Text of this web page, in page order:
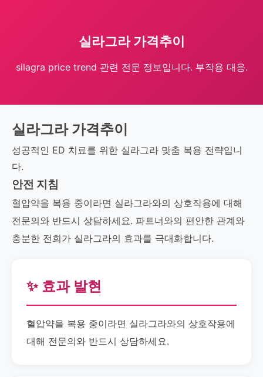
실라그라 가격추이
silagra price trend 관련 전문 정보입니다. 부작용 대응.
실라그라 가격추이
성공적인 ED 치료를 위한 실라그라 맞춤 복용 전략입니
다.
안전 지침
혈압약을 복용 중이라면 실라그라와의 상호작용에 대해
전문의와 반드시 상담하세요. 파트너와의 편안한 관계와
충분한 전희가 실라그라의 효과를 극대화합니다.
✨ 효과 발현
혈압약을 복용 중이라면 실라그라와의 상호작용에
대해 전문의와 반드시 상담하세요.